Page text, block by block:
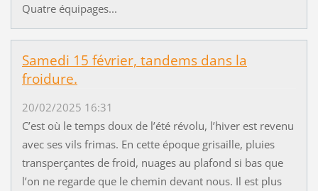
Quatre équipages...
Samedi 15 février, tandems dans la
froidure.
20/02/2025 16:31
C’est où le temps doux de l’été révolu, l’hiver est revenu
avec ses vils frimas. En cette époque grisaille, pluies
transperçantes de froid, nuages au plafond si bas que
l’on ne regarde que le chemin devant nous. Il est plus